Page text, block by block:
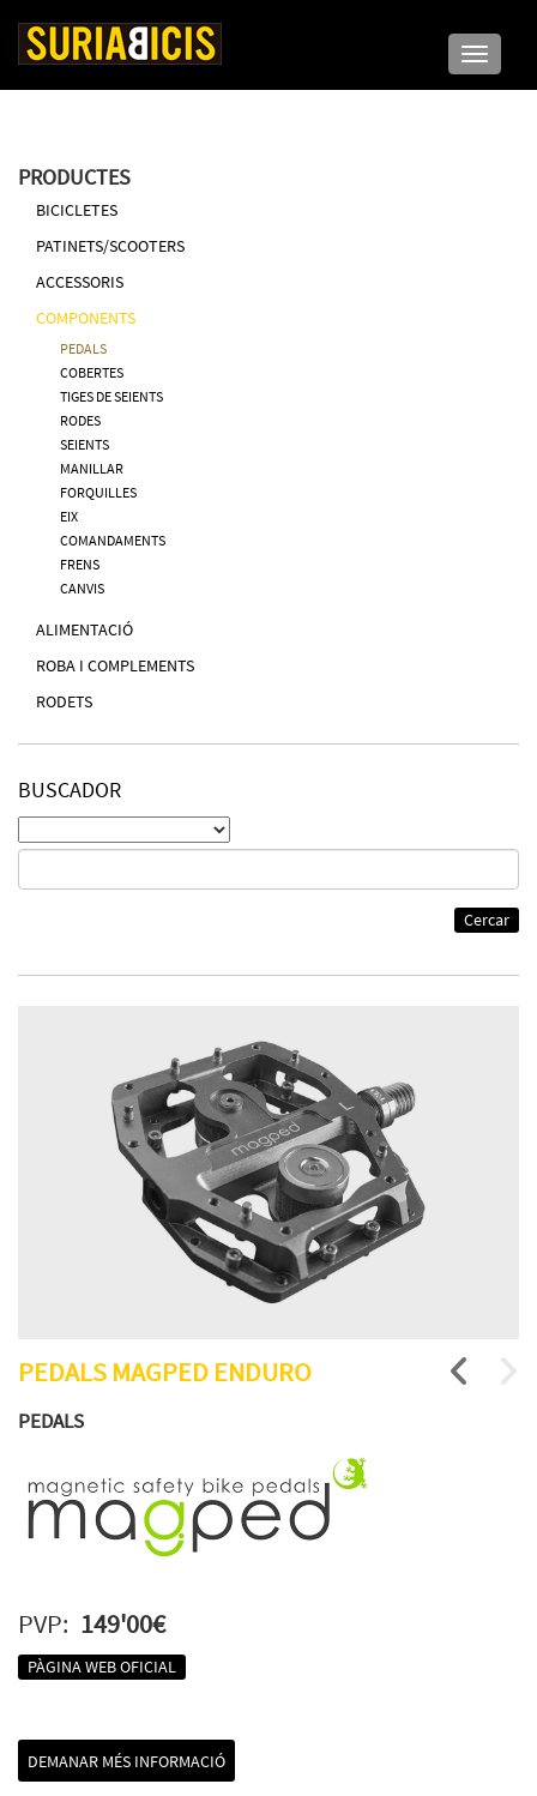
Toggle
PRODUCTES
BICICLETES
PATINETS/SCOOTERS
ACCESSORIS
COMPONENTS
PEDALS
COBERTES
TIGES DE SEIENTS
RODES
SEIENTS
MANILLAR
FORQUILLES
EIX
COMANDAMENTS
FRENS
CANVIS
ALIMENTACIÓ
ROBA I COMPLEMENTS
RODETS
BUSCADOR
Cercar
PEDALS MAGPED ENDURO
PEDALS
PVP: 149'00€
PÀGINA WEB OFICIAL
DEMANAR MÉS INFORMACIÓ